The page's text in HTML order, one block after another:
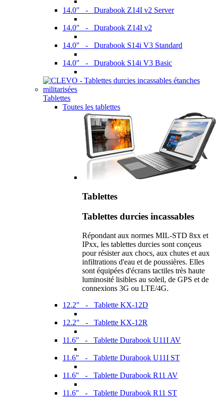
14.0" - Durabook Z14I v2 Server
14.0" - Durabook Z14I v2
14.0" - Durabook S14i V3 Standard
14.0" - Durabook S14i V3 Basic
Tablettes
Toutes les tablettes
Tablettes
Tablettes durcies incassables
Répondant aux normes MIL-STD 8xx et
IPxx, les tablettes durcies sont conçeus
pour résister aux chocs, aux chutes et aux
infiltrations d'eau et de poussières. Elles
sont équipées d'écrans tactiles très haute
luminosité lisibles au soleil, de GPS et de
connexions 3G ou LTE/4G.
12.2" - Tablette KX-12D
12.2" - Tablette KX-12R
11.6" - Tablette Durabook U11I AV
11.6" - Tablette Durabook U11I ST
11.6" - Tablette Durabook R11 AV
11.6" - Tablette Durabook R11 ST